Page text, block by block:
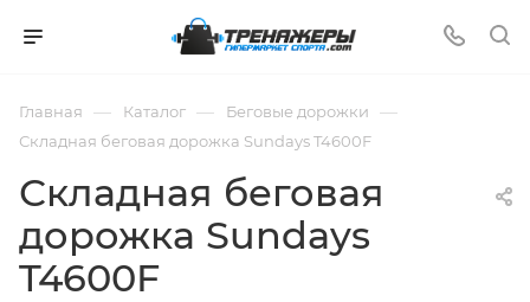
Главная — Каталог — Беговые дорожки —
Складная беговая дорожка Sundays T4600F
Складная беговая
дорожка Sundays
T4600F